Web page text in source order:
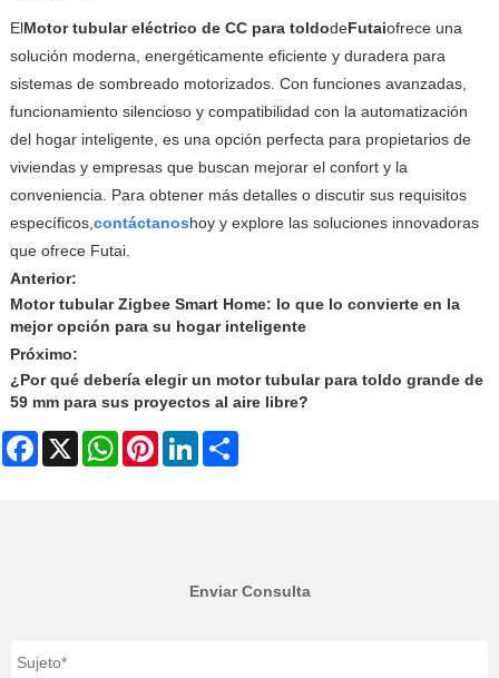
ElMotor tubular eléctrico de CC para toldodeFutaiofrece una
solución moderna, energéticamente eficiente y duradera para
sistemas de sombreado motorizados. Con funciones avanzadas,
funcionamiento silencioso y compatibilidad con la automatización
del hogar inteligente, es una opción perfecta para propietarios de
viviendas y empresas que buscan mejorar el confort y la
conveniencia. Para obtener más detalles o discutir sus requisitos
específicos, contáctanoshoy y explore las soluciones innovadoras
que ofrece Futai.
Anterior:
Motor tubular Zigbee Smart Home: lo que lo convierte en la
mejor opción para su hogar inteligente
Próximo:
¿Por qué debería elegir un motor tubular para toldo grande de
59 mm para sus proyectos al aire libre?
Facebook
X WhatsAppPinterestLinkedIn
Enviar Consulta